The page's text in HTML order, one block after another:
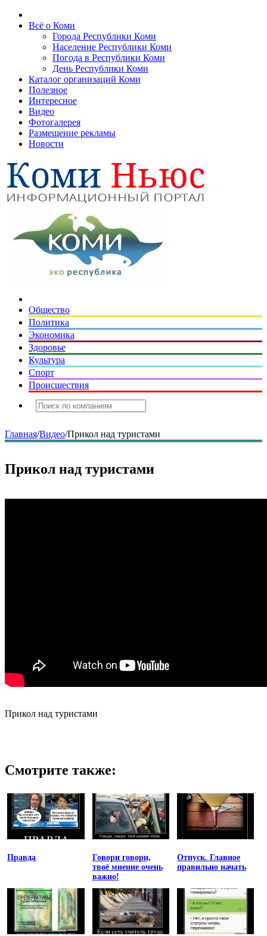
Всё о Коми
Города Республики Коми
Население Республики Коми
Погода в Республики Коми
День Республики Коми
Каталог организаций Коми
Полезное
Интересное
Видео
Фотогалерея
Размещение рекламы
Новости
Общество
Политика
Экономика
Здоровье
Культура
Спорт
Происшествия
Главная/Видео/Прикол над туристами
Прикол над туристами
Прикол над туристами
Смотрите также:
Правда
Говори говори,
твоё мнение очень
важно!
Отпуск. Главное
правильно начать